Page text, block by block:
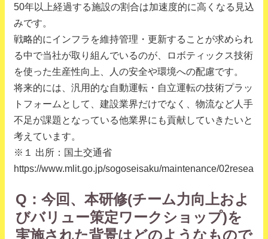
50年以上経過する施設の割合は加速度的に高くなる見込
みです。
戦略的にインフラを維持管理・更新することが求められ
る中で当社が取り組んでいるのが、ロボティックス技術
を使った生産性向上、人の安全や環境への配慮です。
将来的には、汎用的な自動運転・自立運転の技術プラッ
トフォームとして、建設業界だけでなく、物流など人手
不足が課題となっている他業界にも貢献していきたいと
考えています。
※１ 出所：国土交通省
https://www.mlit.go.jp/sogoseisaku/maintenance/
Q：今回、本研修(チーム力向上およ
びバリュー策定ワークショップ)を
実施された背景はどのようなもので